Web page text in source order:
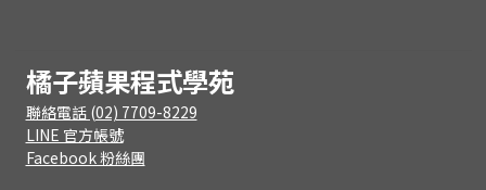
橘子蘋果程式學苑
聯絡電話 (02) 7709-8229
LINE 官方帳號
Facebook 粉絲團